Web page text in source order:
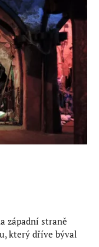
západní straně
který dříve býval